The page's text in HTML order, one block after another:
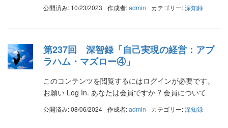
公開済み: 10/23/2023 作成者:admin カテゴリー:深知録
第237回 深智録「自己実現の経営：アブ
ラハム・マズロー④」
このコンテンツを閲覧するにはログインが必要です。
お願い Log In. あなたは会員ですか ? 会員について
公開済み: 08/06/2024 作成者:admin カテゴリー:深知録